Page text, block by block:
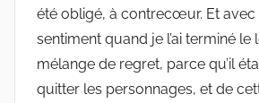
été obligé, à contrecœur. Et
sentiment quand je l’ai terminé le
mélange de regret, parce qu’il
quitter les personnages, et de